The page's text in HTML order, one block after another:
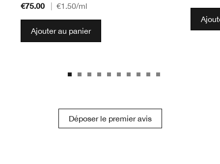
€75.00 €1.50/ml
Ajouter au panier
Déposer le premier avis